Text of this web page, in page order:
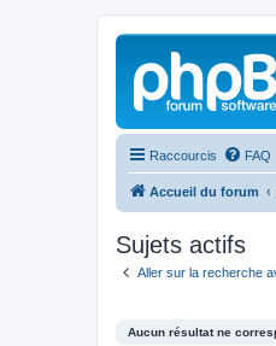
Raccourcis FAQ
Accueil du forum
Sujets actifs
Aller sur la recherche
Aucun résultat ne